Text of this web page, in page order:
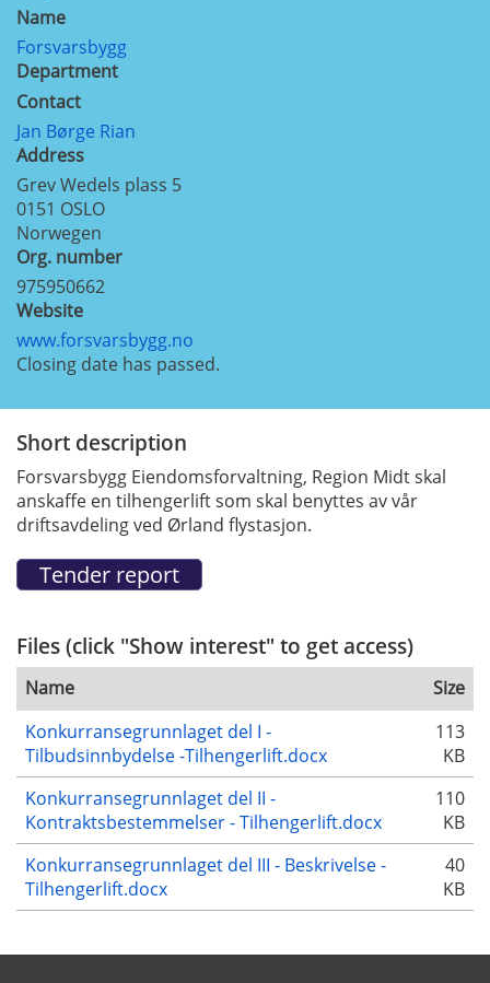
Name
Forsvarsbygg
Department
Contact
Jan Børge Rian
Address
Grev Wedels plass 5
0151 OSLO
Norwegen
Org. number
975950662
Website
www.forsvarsbygg.no
Closing date has passed.
Short description
Forsvarsbygg Eiendomsforvaltning, Region Midt skal
anskaffe en tilhengerlift som skal benyttes av vår
driftsavdeling ved Ørland flystasjon.
Files (click "Show interest" to get access)
Name
Size
Konkurransegrunnlaget del I -
Tilbudsinnbydelse -Tilhengerlift.docx
113
KB
Konkurransegrunnlaget del II -
Kontraktsbestemmelser - Tilhengerlift.docx
110
KB
Konkurransegrunnlaget del III - Beskrivelse -
Tilhengerlift.docx
40
KB